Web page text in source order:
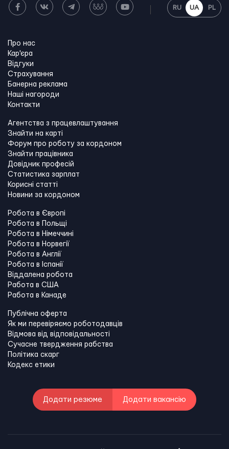
RU UA PL
Про нас
Кар'єра
Відгуки
Страхування
Банерна реклама
Наші нагороди
Контакти
Агентства з працевлаштування
Знайти на карті
Форум про роботу за кордоном
Знайти працівника
Довідник професій
Статистика зарплат
Корисні статті
Новини за кордоном
Робота в Європі
Робота в Польщі
Робота в Німеччині
Робота в Норвегії
Робота в Англії
Робота в Іспанії
Віддалена робота
Работа в США
Работа в Канадe
Публічна оферта
Як ми перевіряємо роботодавців
Відмова від відповідальності
Сучасне твердження рабства
Політика скарг
Кодекс етики
Додати резюме Додати вакансію